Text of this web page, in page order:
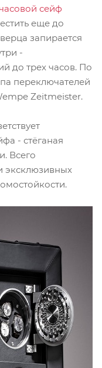
сейф
еще до
запирается
-
до трех часов. По
переключателей
Zeitmeister.
- стёганая
Всего
эксклюзивных